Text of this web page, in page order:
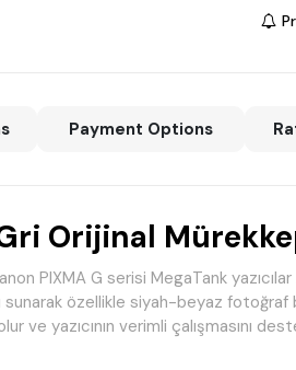
Payment Options
Orijinal
PIXMA G serisi MegaTank
sunarak özellikle siyah-beyaz
ve yazıcının verimli çalışmasını